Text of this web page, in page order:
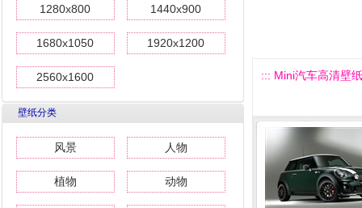
1280x800 1440x900
1680x1050 1920x1200
2560x1600
壁纸分类
风景 人物
植物 动物
::: Mini汽车高清壁